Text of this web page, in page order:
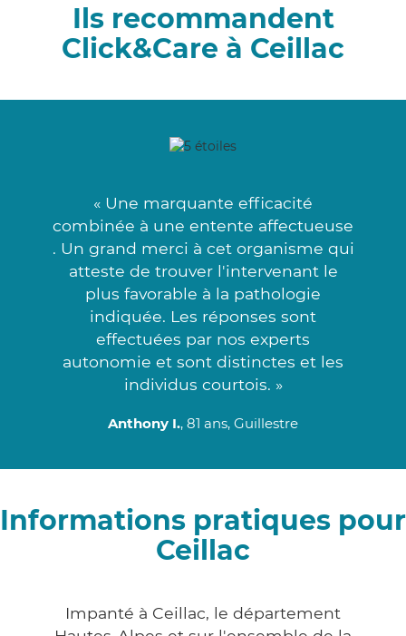
Ils recommandent
Click&Care à Ceillac
« Une marquante efficacité
combinée à une entente affectueuse
. Un grand merci à cet organisme qui
atteste de trouver l'intervenant le
plus favorable à la pathologie
indiquée. Les réponses sont
effectuées par nos experts
autonomie et sont distinctes et les
individus courtois. »
Anthony I., 81 ans, Guillestre
Informations pratiques pour
Ceillac
Impanté à Ceillac, le département